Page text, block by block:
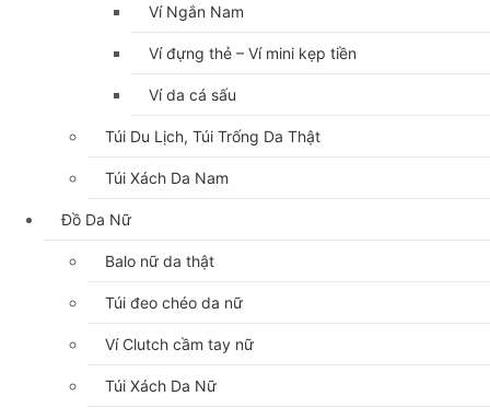
Ví Ngắn Nam
Ví đựng thẻ – Ví mini kẹp tiền
Ví da cá sấu
Túi Du Lịch, Túi Trống Da Thật
Túi Xách Da Nam
Đồ Da Nữ
Balo nữ da thật
Túi đeo chéo da nữ
Ví Clutch cầm tay nữ
Túi Xách Da Nữ